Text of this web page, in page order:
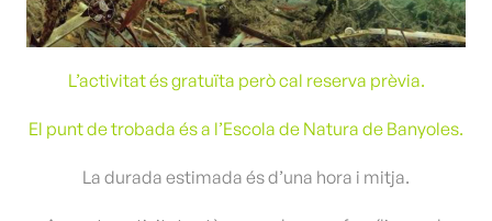
L’activitat és gratuïta però cal reserva prèvia.
El punt de trobada és a l’Escola de Natura de Banyoles.
La durada estimada és d’una hora i mitja.